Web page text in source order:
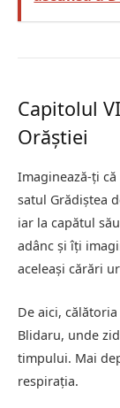
Capitolul
Orăștiei
Imaginează-ți
satul Grădiștea
iar la capătul
adânc și îți
aceleași cărări
De aici,
Blidaru, unde
timpului. Mai
respirația.